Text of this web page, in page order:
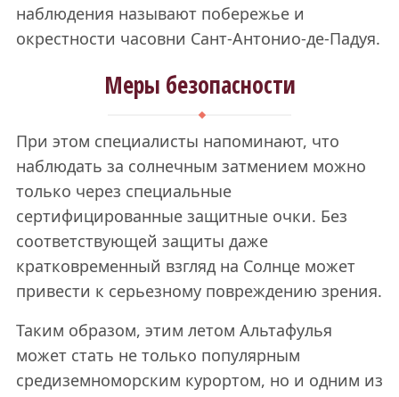
наблюдения называют побережье и
окрестности часовни Сант-Антонио-де-Падуя.
Меры безопасности
При этом специалисты напоминают, что
наблюдать за солнечным затмением можно
только через специальные
сертифицированные защитные очки. Без
соответствующей защиты даже
кратковременный взгляд на Солнце может
привести к серьезному повреждению зрения.
Таким образом, этим летом Альтафулья
может стать не только популярным
средиземноморским курортом, но и одним из